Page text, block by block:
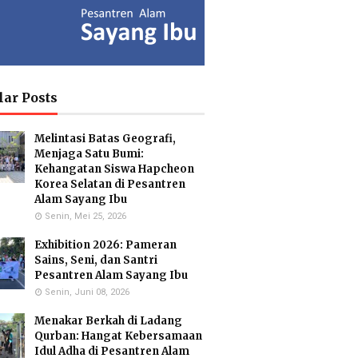
MI
Yayuk Sundari, SE
Food Quality Control
Suhariningsih, M.
Biology
Maulana Malik
Irsyad, M.Pd
Biology Teacher
Posts
Melintasi Batas Geografi,
Menjaga Satu Bumi:
Kehangatan Siswa Hapcheon
Korea Selatan di Pesantren
Alam Sayang Ibu
Senin, Mei 25, 2026
Exhibition 2026: Pameran
Sains, Seni, dan Santri
Pesantren Alam Sayang Ibu
Senin, Juni 08, 2026
Menakar Berkah di Ladang
Qurban: Hangat Kebersamaan
Idul Adha di Pesantren Alam